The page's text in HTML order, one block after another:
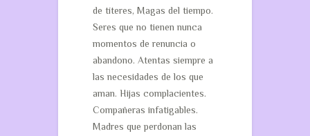
de títeres, Magas del tiempo.
Seres que no tienen nunca
momentos de renuncia o
abandono. Atentas siempre a
las necesidades de los que
aman. Hijas complacientes.
Compañeras infatigables.
Madres que perdonan las